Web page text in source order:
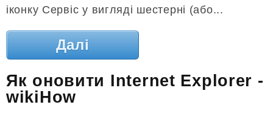
іконку Сервіс у вигляді шестерні (або...
Далі
Як оновити Internet Explorer -
wikiHow